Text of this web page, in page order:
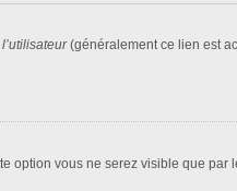
(généralement ce lien est
option vous ne serez visible que